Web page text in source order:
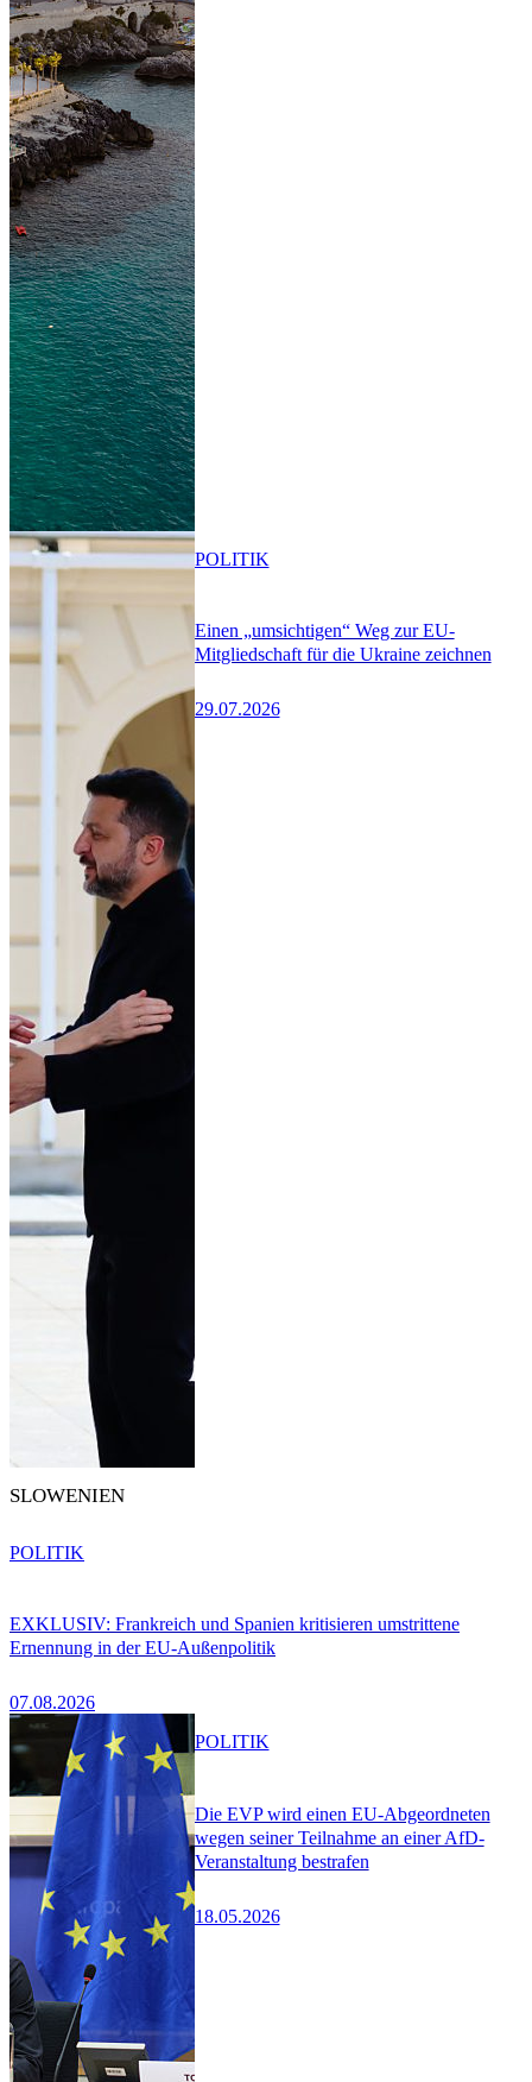
Einen „umsichtigen“ Weg zur EU-
Mitgliedschaft für die Ukraine zeichnen
29.07.2026
POLITIK
SLOWENIEN
EXKLUSIV: Frankreich und Spanien kritisieren umstrittene
Ernennung in der EU-Außenpolitik
07.08.2026
POLITIK
Die EVP wird einen EU-Abgeordneten
wegen seiner Teilnahme an einer AfD-
Veranstaltung bestrafen
18.05.2026
POLITIK